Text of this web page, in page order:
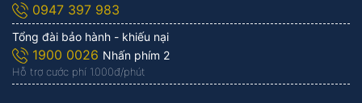
0947 397 983
Tổng đài bảo hành - khiếu nại
1900 0026 Nhấn phím 2
Hỗ trợ cước phí 1.000đ/phút